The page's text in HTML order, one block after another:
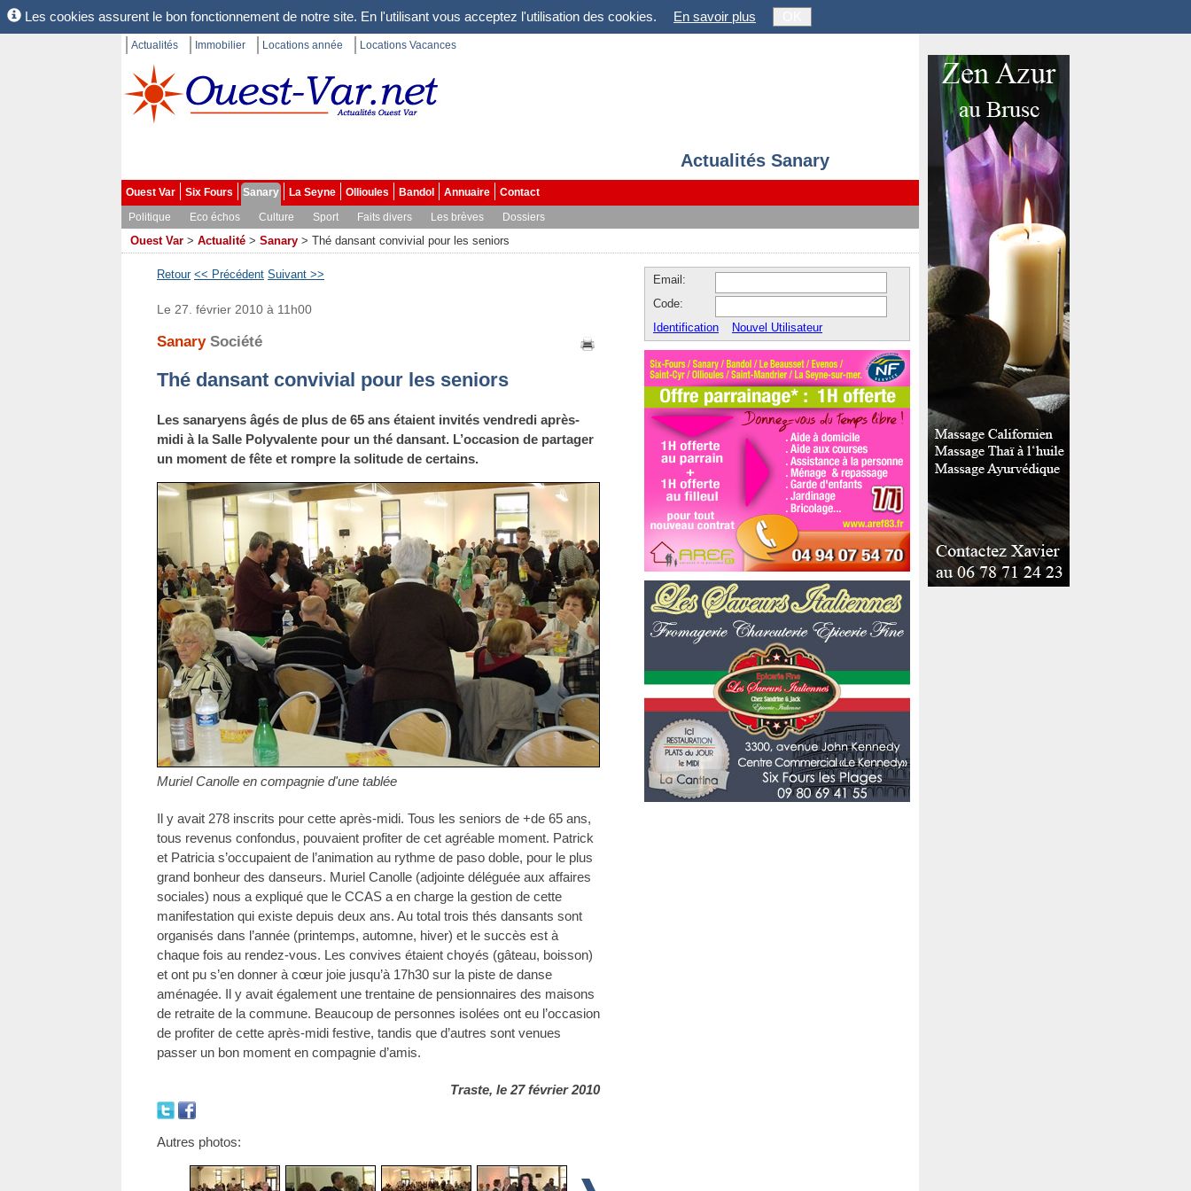
Les cookies assurent le bon fonctionnement de notre site. En l'utilisant vous acceptez l'utilisation des cookies. En savoir plus
Actualités Immobilier Locations année Locations Vacances
Actualités Sanary
Ouest Var Six Fours Sanary La Seyne Ollioules Bandol Annuaire
Contact
Politique
Eco échos Culture Sport Faits divers Les brèves Dossiers
Ouest Var > Actualité > Sanary > Thé dansant convivial pour les seniors
Retour << Précédent Suivant >>
Le 27. février 2010 à 11h00
Sanary Société
Thé dansant convivial pour les seniors
Les sanaryens âgés de plus de 65 ans étaient invités vendredi après-
midi à la Salle Polyvalente pour un thé dansant. L’occasion de partager
un moment de fête et rompre la solitude de certains.
Muriel Canolle en compagnie d'une tablée
Il y avait 278 inscrits pour cette après-midi. Tous les seniors de +de 65 ans,
tous revenus confondus, pouvaient profiter de cet agréable moment. Patrick
et Patricia s’occupaient de l’animation au rythme de paso doble, pour le plus
grand bonheur des danseurs. Muriel Canolle (adjointe déléguée aux affaires
sociales) nous a expliqué que le CCAS a en charge la gestion de cette
manifestation qui existe depuis deux ans. Au total trois thés dansants sont
organisés dans l’année (printemps, automne, hiver) et le succès est à
chaque fois au rendez-vous. Les convives étaient choyés (gâteau, boisson)
et ont pu s’en donner à cœur joie jusqu’à 17h30 sur la piste de danse
aménagée. Il y avait également une trentaine de pensionnaires des maisons
de retraite de la commune. Beaucoup de personnes isolées ont eu l’occasion
de profiter de cette après-midi festive, tandis que d’autres sont venues
passer un bon moment en compagnie d’amis.
Traste, le 27 février 2010
Autres photos:
Email:
Code:
Identification
Nouvel Utilisateur